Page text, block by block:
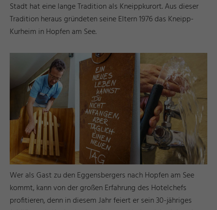
Stadt hat eine lange Tradition als Kneippkurort. Aus dieser
Tradition heraus gründeten seine Eltern 1976 das Kneipp-
Kurheim in Hopfen am See.
Wer als Gast zu den Eggensbergers nach Hopfen am See
kommt, kann von der großen Erfahrung des Hotelchefs
profitieren, denn in diesem Jahr feiert er sein 30-jähriges